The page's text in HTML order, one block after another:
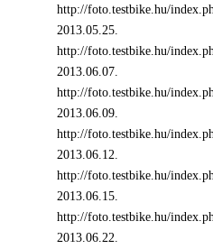
http://foto.testbike.hu/
2013.05.25.
http://foto.testbike.hu/
2013.06.07.
http://foto.testbike.hu/
2013.06.09.
http://foto.testbike.hu/
2013.06.12.
http://foto.testbike.hu/
2013.06.15.
http://foto.testbike.hu/
2013.06.22.